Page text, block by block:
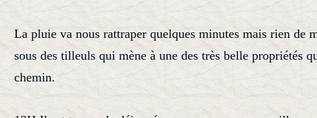
La pluie va nous rattraper quelques minutes mais rien de
sous des tilleuls qui mène à une des très belle propriétés
chemin.